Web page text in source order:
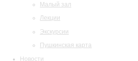
Малый зал
Лекции
Экскурсии
Пушкинская карта
Новости